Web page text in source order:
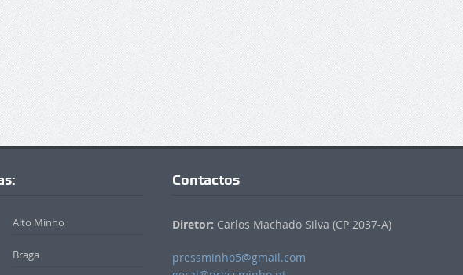
Alto Minho
Braga
Contactos
Diretor: Carlos Machado Silva (CP 2037-A)
pressminho5@gmail.com